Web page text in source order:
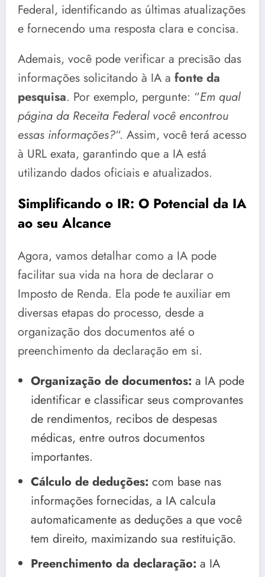
Federal, identificando as últimas atualizações
e fornecendo uma resposta clara e concisa.
Ademais, você pode verificar a precisão das
informações solicitando à IA a fonte da
pesquisa. Por exemplo, pergunte: “Em qual
página da Receita Federal você encontrou
essas informações?“. Assim, você terá acesso
à URL exata, garantindo que a IA está
utilizando dados oficiais e atualizados.
Simplificando o IR: O Potencial da IA
ao seu Alcance
Agora, vamos detalhar como a IA pode
facilitar sua vida na hora de declarar o
Imposto de Renda. Ela pode te auxiliar em
diversas etapas do processo, desde a
organização dos documentos até o
preenchimento da declaração em si.
Organização de documentos: a IA pode
identificar e classificar seus comprovantes
de rendimentos, recibos de despesas
médicas, entre outros documentos
importantes.
Cálculo de deduções: com base nas
informações fornecidas, a IA calcula
automaticamente as deduções a que você
tem direito, maximizando sua restituição.
Preenchimento da declaração: a IA